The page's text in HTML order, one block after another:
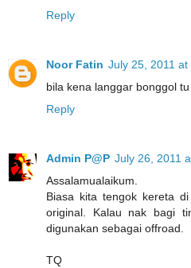
Reply
Noor Fatin July 25, 2011 at
bila kena langgar bonggol
Reply
Admin P@P July 26, 2011
Assalamualaikum.
Biasa kita tengok kereta
original. Kalau nak bagi
digunakan sebagai offroad.
TQ